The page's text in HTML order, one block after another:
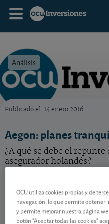
Análisis
Publicado el 14 enero 2016
Aegon: planes
¿A qué se debe el
asegurador holandés?
BMG0112X1056
07/08/2026 Ámsterdam
OCU utiliza cookies propias y de
navegación, lo que permite obtener
y permite mejorar nuestra página
botón "Aceptar todas las cookies"